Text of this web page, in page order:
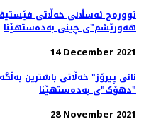
توورەج ئەسڵانی خەڵاتی
هەورێشم"ی چینی بەدەستهێنا
14 December 2021
"دهۆک"ی بەدەستهێنا
28 November 2021